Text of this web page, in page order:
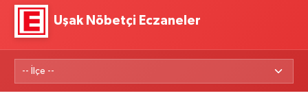
Uşak Nöbetçi Eczaneler